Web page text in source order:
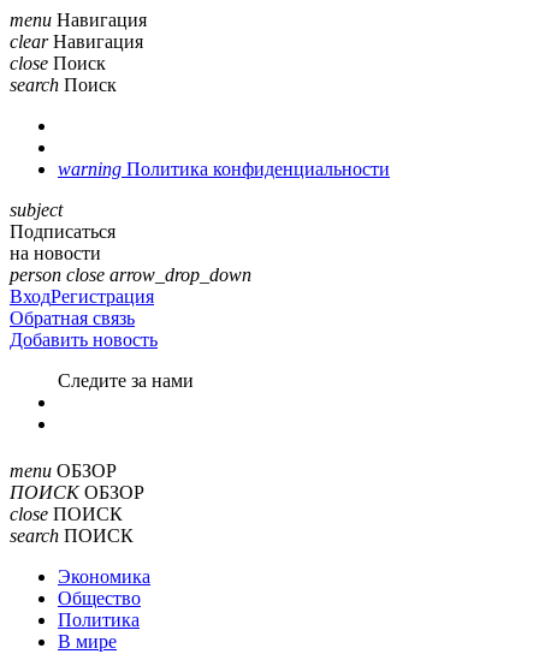
menu Навигация
clear Навигация
close Поиск
search Поиск
warning Политика конфиденциальности
subject
Подписаться
на новости
person close arrow_drop_down
ВходРегистрация
Обратная связь
Добавить новость
Cледите за нами
menu ОБЗОР
ПОИСК ОБЗОР
close ПОИСК
search ПОИСК
Экономика
Общество
Политика
В мире